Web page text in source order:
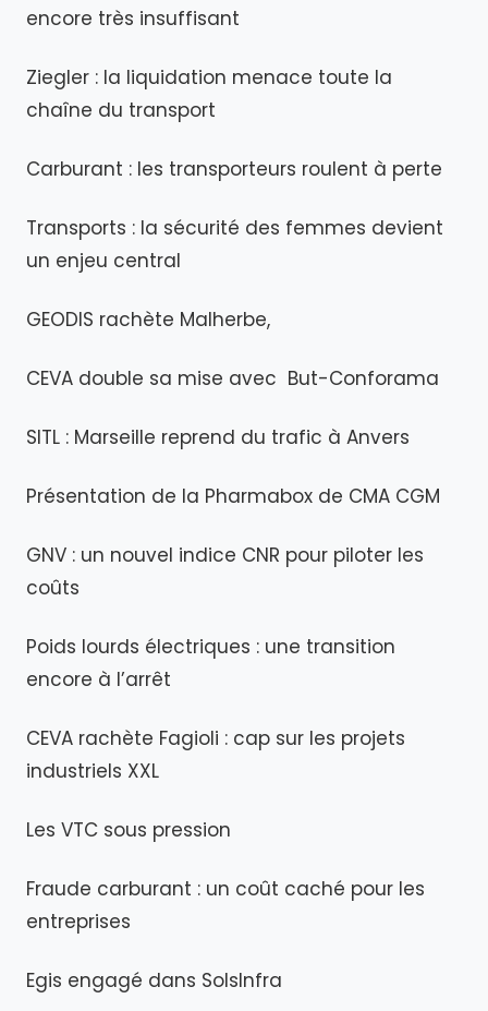
encore très insuffisant
Ziegler : la liquidation menace toute la
chaîne du transport
Carburant : les transporteurs roulent à perte
Transports : la sécurité des femmes devient
un enjeu central
GEODIS rachète Malherbe,
CEVA double sa mise avec But-Conforama
SITL : Marseille reprend du trafic à Anvers
Présentation de la Pharmabox de CMA CGM
GNV : un nouvel indice CNR pour piloter les
coûts
Poids lourds électriques : une transition
encore à l’arrêt
CEVA rachète Fagioli : cap sur les projets
industriels XXL
Les VTC sous pression
Fraude carburant : un coût caché pour les
entreprises
Egis engagé dans SolsInfra